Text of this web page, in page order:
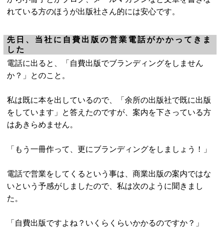
れている方のほうが出版社さん的には安心です。
先日、当社に自費出版の営業電話がかかってきま
した
電話に出ると、「自費出版でブランディングをしません
か？」とのこと。
私は既に本を出しているので、「余所の出版社で既に出版
をしています」と答えたのですが、案内を下さっている方
はあきらめません。
「もう一冊作って、更にブランディングをしましょう！」
電話で営業をしてくるという事は、商業出版の案内ではな
いという予感がしましたので、私は次のように聞きまし
た。
「自費出版ですよね？いくらくらいかかるのですか？」